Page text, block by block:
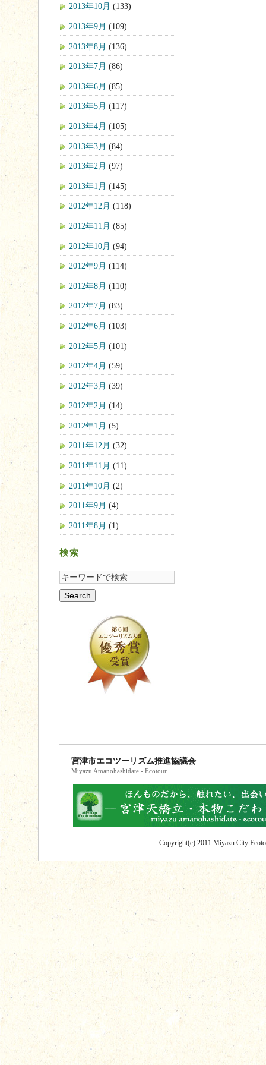
2013年10月 (133)
2013年9月 (109)
2013年8月 (136)
2013年7月 (86)
2013年6月 (85)
2013年5月 (117)
2013年4月 (105)
2013年3月 (84)
2013年2月 (97)
2013年1月 (145)
2012年12月 (118)
2012年11月 (85)
2012年10月 (94)
2012年9月 (114)
2012年8月 (110)
2012年7月 (83)
2012年6月 (103)
2012年5月 (101)
2012年4月 (59)
2012年3月 (39)
2012年2月 (14)
2012年1月 (5)
2011年12月 (32)
2011年11月 (11)
2011年10月 (2)
2011年9月 (4)
2011年8月 (1)
検索
宮津市エコツーリズム推進協議会
Miyazu Amanohashidate - Ecotour
Copyright(c) 2011 Miyazu City